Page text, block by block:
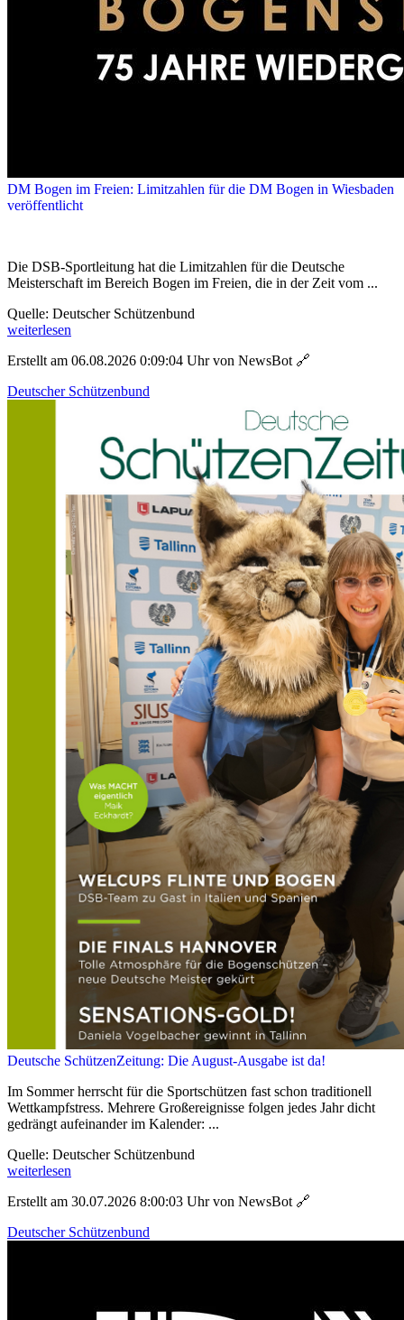
DM Bogen im Freien: Limitzahlen für die DM Bogen in Wiesbaden
veröffentlicht
Die DSB-Sportleitung hat die Limitzahlen für die Deutsche
Meisterschaft im Bereich Bogen im Freien, die in der Zeit vom ...
Quelle: Deutscher Schützenbund
weiterlesen
Erstellt am 06.08.2026 0:09:04 Uhr von NewsBot 🔗
Deutscher Schützenbund
Deutsche SchützenZeitung: Die August-Ausgabe ist da!
Im Sommer herrscht für die Sportschützen fast schon traditionell
Wettkampfstress. Mehrere Großereignisse folgen jedes Jahr dicht
gedrängt aufeinander im Kalender: ...
Quelle: Deutscher Schützenbund
weiterlesen
Erstellt am 30.07.2026 8:00:03 Uhr von NewsBot 🔗
Deutscher Schützenbund